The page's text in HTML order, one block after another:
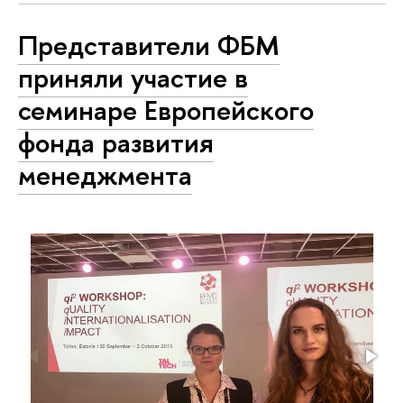
Представители ФБМ
приняли участие в
семинаре Европейского
фонда развития
менеджмента